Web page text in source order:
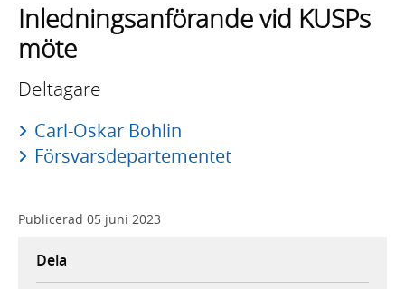
Inledningsanförande vid KUSPs
möte
Deltagare
Carl-Oskar Bohlin
Försvarsdepartementet
Publicerad 05 juni 2023
Dela